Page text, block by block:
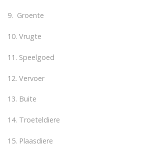
9. Groente
10. Vrugte
11. Speelgoed
12. Vervoer
13. Buite
14. Troeteldiere
15. Plaasdiere